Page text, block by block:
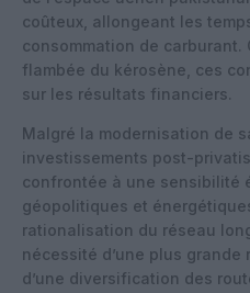
coûteux, allongeant les
consommation de carburant.
flambée du kérosène, ces
sur les résultats financiers.
Malgré la modernisation de
investissements post-
confrontée à une sensibilité
géopolitiques et
rationalisation du réseau
nécessité d’une plus
d’une diversification des